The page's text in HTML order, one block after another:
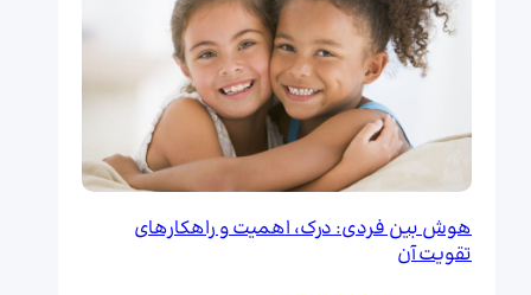
هوش بین فردی: درک، اهمیت و راهکارهای
تقویت آن